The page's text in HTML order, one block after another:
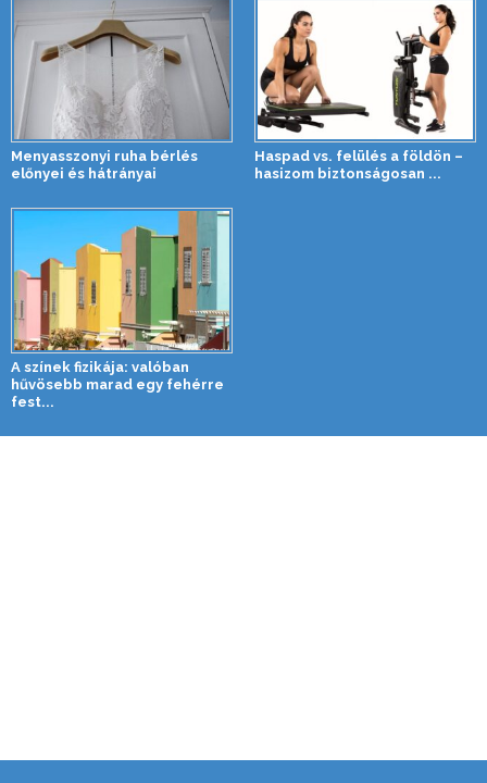
Menyasszonyi ruha bérlés
előnyei és hátrányai
Haspad vs. felülés a földön –
hasizom biztonságosan ...
A színek fizikája: valóban
hűvösebb marad egy fehérre
fest...